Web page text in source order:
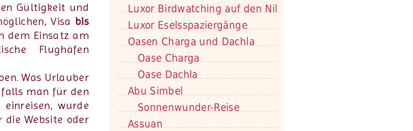
Gültigkeit und
Visa bis
dem Einsatz am
Flughäfen
Was Urlauber
falls man für den
wurde
Website oder
Luxor Birdwatching auf den Nil
Luxor Eselsspaziergänge
Oasen Charga und Dachla
Oase Charga
Oase Dachla
Abu Simbel
Sonnenwunder-Reise
Assuan